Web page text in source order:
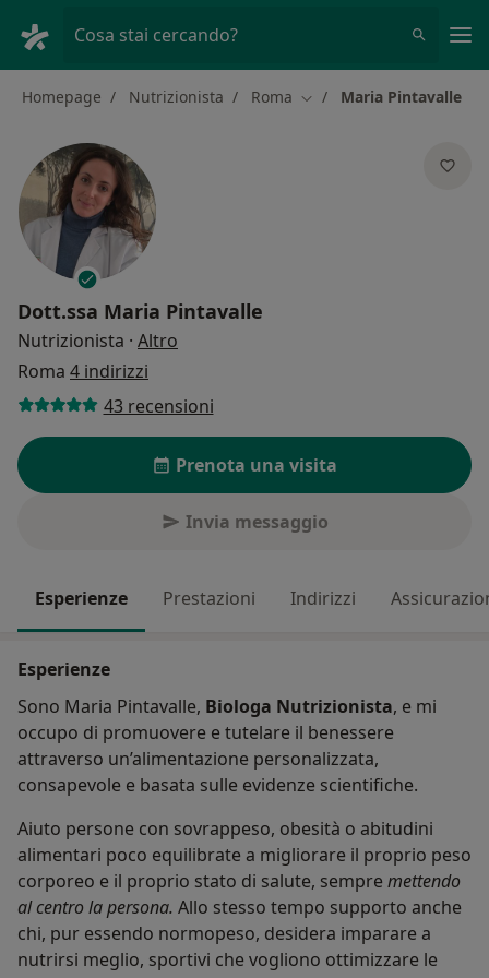
Cosa stai cercando?
Homepage Nutrizionista Roma Cambia città
Maria Pintavalle
Dott.ssa Maria Pintavalle
Nutrizionista · Altro
Roma 4 indirizzi
43 recensioni
Prenota una visita
Invia messaggio
Esperienze Prestazioni Indirizzi
Esperienze
Sono Maria Pintavalle, Biologa Nutrizionista, e mi
occupo di promuovere e tutelare il benessere
attraverso un’alimentazione personalizzata,
consapevole e basata sulle evidenze scientifiche.
Aiuto persone con sovrappeso, obesità o abitudini
alimentari poco equilibrate a migliorare il proprio peso
corporeo e il proprio stato di salute, sempre mettendo
al centro la persona. Allo stesso tempo supporto anche
chi, pur essendo normopeso, desidera imparare a
nutrirsi meglio, sportivi che vogliono ottimizzare le